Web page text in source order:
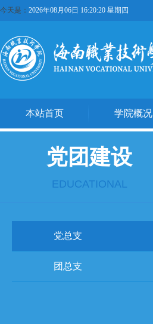
今天是： 2026年08月06日 16:20:21 星期四
本站首页 学院概况
党团建设
EDUCATIONAL
党总支
团总支